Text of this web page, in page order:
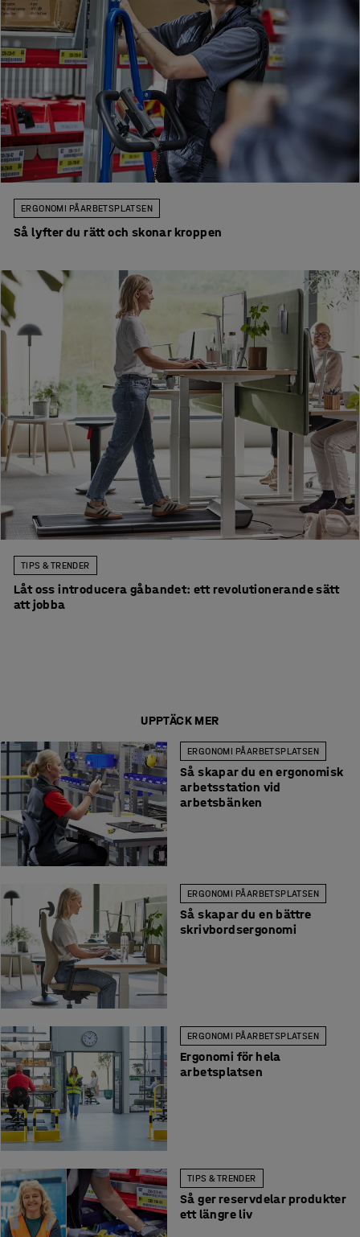
ERGONOMI PÅ ARBETSPLATSEN
Så lyfter du rätt och skonar kroppen
TIPS & TRENDER
Låt oss introducera gåbandet: ett revolutionerande sätt
att jobba
UPPTÄCK MER
ERGONOMI PÅ ARBETSPLATSEN
Så skapar du en ergonomisk
arbetsstation vid
arbetsbänken
ERGONOMI PÅ ARBETSPLATSEN
Så skapar du en bättre
skrivbordsergonomi
ERGONOMI PÅ ARBETSPLATSEN
Ergonomi för hela
arbetsplatsen
TIPS & TRENDER
Så ger reservdelar produkter
ett längre liv